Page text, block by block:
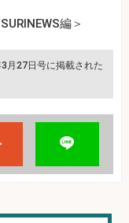
編＞
月27日号に掲載された